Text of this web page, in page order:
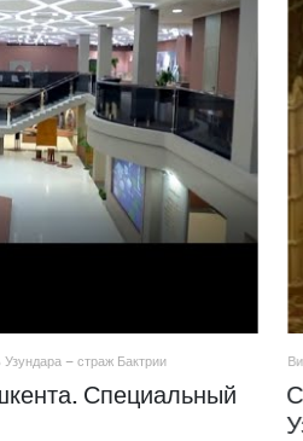
Узундара – страж Бактрии
Специальный